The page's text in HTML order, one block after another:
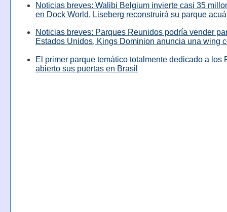
Noticias breves: Walibi Belgium invierte casi 35
en Dock World, Liseberg reconstruirá su parque
Noticias breves: Parques Reunidos podría vender
Estados Unidos, Kings Dominion anuncia una wing
El primer parque temático totalmente dedicado a los
abierto sus puertas en Brasil